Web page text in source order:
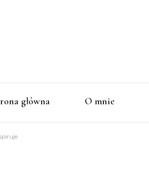
główna O mnie